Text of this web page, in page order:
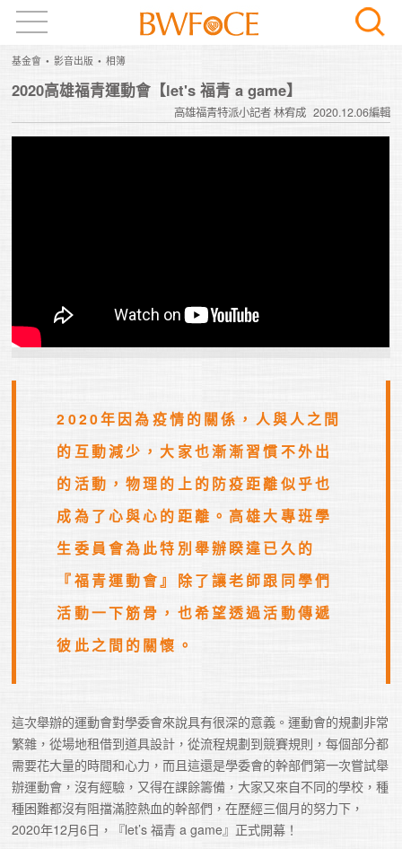
基金會 影音出版 相簿
2020高雄福青運動會【let's 福青 a game】
高雄福青特派小記者 林宥成 2020.12.06編輯
2020年因為疫情的關係，人與人之間
的互動減少，大家也漸漸習慣不外出
的活動，物理的上的防疫距離似乎也
成為了心與心的距離。高雄大專班學
生委員會為此特別舉辦睽違已久的
『福青運動會』除了讓老師跟同學們
活動一下筋骨，也希望透過活動傳遞
彼此之間的關懷。
這次舉辦的運動會對學委會來說具有很深的意義。運動會的規劃非常
繁雜，從場地租借到道具設計，從流程規劃到競賽規則，每個部分都
需要花大量的時間和心力，而且這還是學委會的幹部們第一次嘗試舉
辦運動會，沒有經驗，又得在課餘籌備，大家又來自不同的學校，種
種困難都沒有阻擋滿腔熱血的幹部們，在歷經三個月的努力下，
2020年12月6日，『let’s 福青 a game』正式開幕！